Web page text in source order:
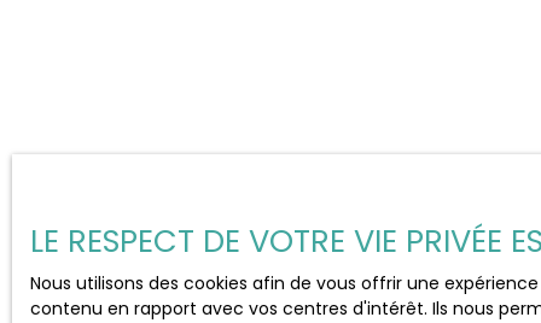
LE RESPECT DE VOTRE VIE PRIVÉE
Nous utilisons des cookies afin de vous offrir une
contenu en rapport avec vos centres d'intérêt. Ils nous